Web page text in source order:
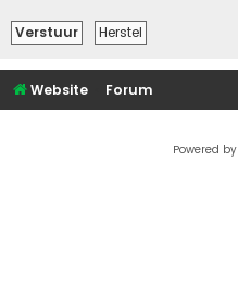
Website Forum
Powered by